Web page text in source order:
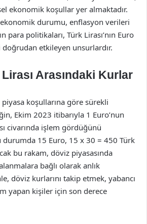
ekonomik koşullar yer almaktadır.
durumu, enflasyon verileri
para politikaları, Türk Lirası’nın Euro
doğrudan etkileyen unsurlardır.
Arasındaki Kurlar
koşullarına göre sürekli
Ekim 2023 itibarıyla 1 Euro’nun
civarında işlem gördüğünü
15 Euro, 15 x 30 = 450 Türk
bu rakam, döviz piyasasında
bağlı olarak anlık
döviz kurlarını takip etmek, yabancı
yapan kişiler için son derece